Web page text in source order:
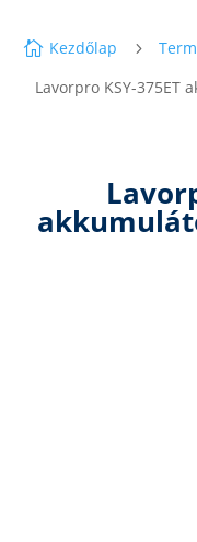
 Kezdőlap 5
Lavorpro KSY-375ET